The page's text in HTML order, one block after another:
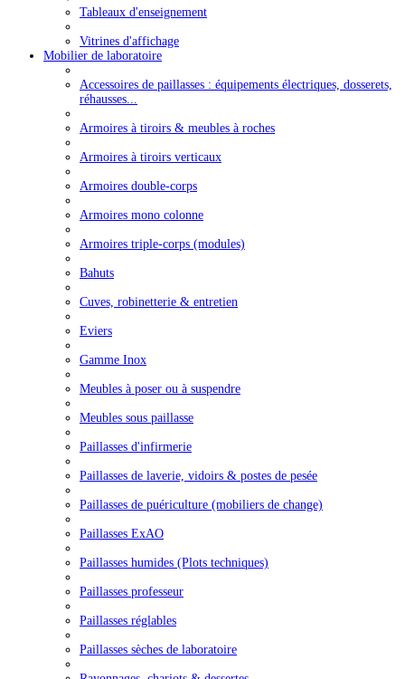
Tableaux d'enseignement
Vitrines d'affichage
Mobilier de laboratoire
Accessoires de paillasses : équipements électriques, dosserets,
réhausses...
Armoires à tiroirs & meubles à roches
Armoires à tiroirs verticaux
Armoires double-corps
Armoires mono colonne
Armoires triple-corps (modules)
Bahuts
Cuves, robinetterie & entretien
Eviers
Gamme Inox
Meubles à poser ou à suspendre
Meubles sous paillasse
Paillasses d'infirmerie
Paillasses de laverie, vidoirs & postes de pesée
Paillasses de puériculture (mobiliers de change)
Paillasses ExAO
Paillasses humides (Plots techniques)
Paillasses professeur
Paillasses réglables
Paillasses sèches de laboratoire